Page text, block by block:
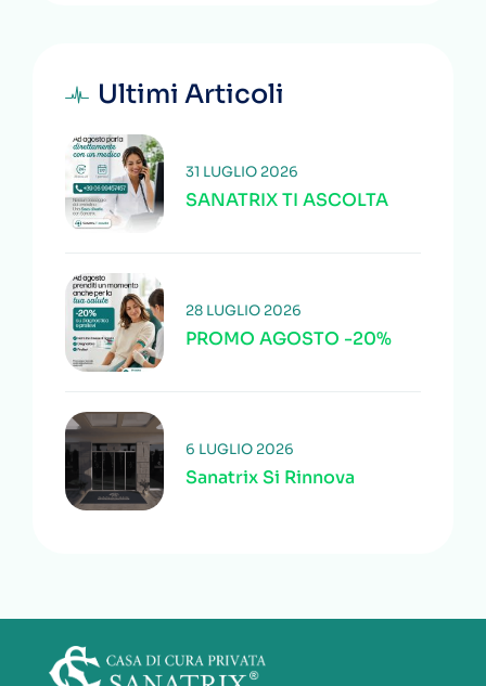
Ultimi Articoli
SANATRIX TI ASCOLTA
31 LUGLIO 2026
PROMO AGOSTO -20%
28 LUGLIO 2026
Sanatrix Si Rinnova
6 LUGLIO 2026